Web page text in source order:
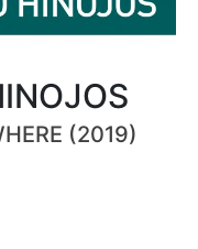
(2019)